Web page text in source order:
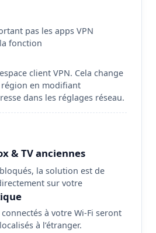
pas les apps VPN
fonction
client VPN. Cela change
en modifiant
dans les réglages réseau.
& TV anciennes
la solution est de
sur votre
à votre Wi-Fi seront
à l’étranger.